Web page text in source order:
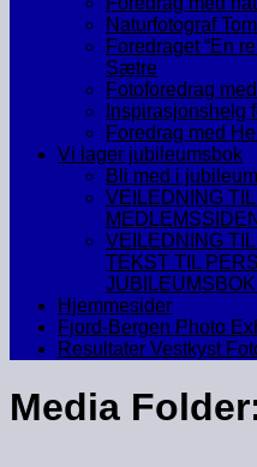
Naturfotograf
Foredraget “En
Sætre
Fotoforedrag
Inspirasjonshelg
Foredrag med
Vi lager jubileumsbok
Bli med i
VEILEDNING
VEILEDNING
TEKST TIL
Hjemmesider
Fjord-Bergen Photo
Resultater Vestkyst
Media